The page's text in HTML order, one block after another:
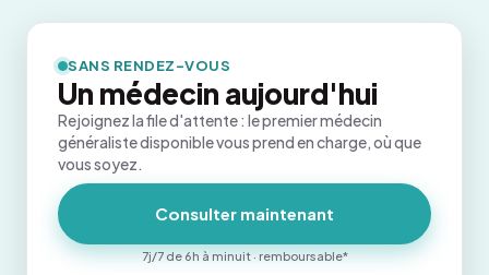
SANS RENDEZ-VOUS
Un médecin aujourd'hui
Rejoignez la file d'attente : le premier médecin
généraliste disponible vous prend en charge, où que
vous soyez.
Consulter maintenant
7j/7 de 6h à minuit · remboursable*